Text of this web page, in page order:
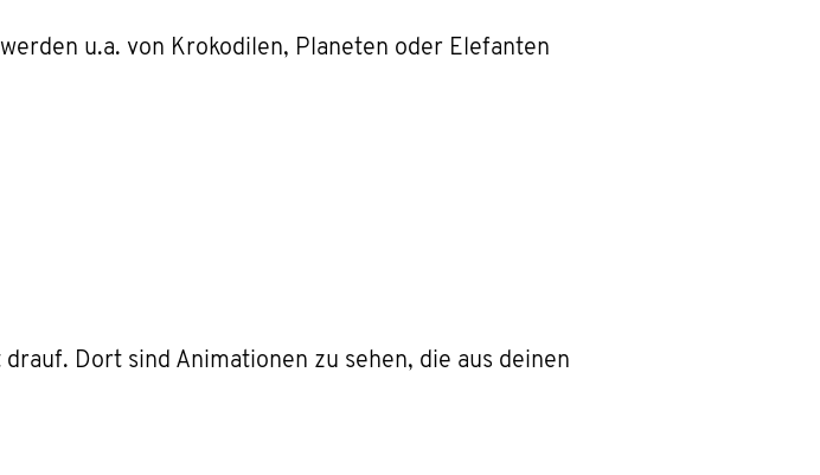
u.a. von Krokodilen, Planeten oder Elefanten
Dort sind Animationen zu sehen, die aus deinen